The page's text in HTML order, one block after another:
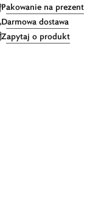
Pakowanie na prezent
Darmowa dostawa
Zapytaj o produkt